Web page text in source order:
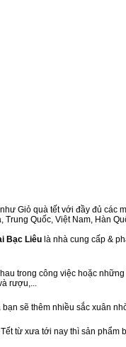
Giỏ quà tết với đầy đủ các
Quốc, Việt Nam, Hàn
Bạc Liêu là nhà cung cấp &
trong công việc hoặc
rượu,...
bạn sẽ thêm nhiều sắc xuân
từ xưa tới nay thì sản